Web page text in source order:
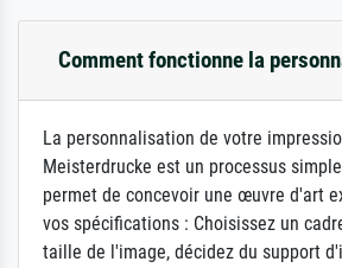
Comment fonctionne la
La personnalisation de votre
Meisterdrucke est un processus
permet de concevoir une œuvre d'art
vos spécifications : Choisissez un
taille de l'image, décidez du support